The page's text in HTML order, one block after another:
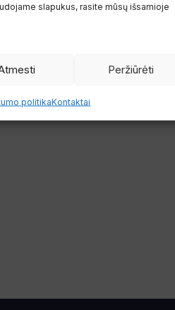
slapukus, rasite mūsų išsamioje
Peržiūrėti
politikaKontaktai